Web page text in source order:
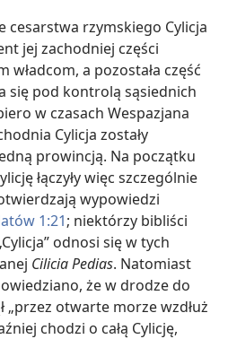
cesarstwa rzymskiego Cylicja
jej zachodniej części
a pozostała część
się pod kontrolą sąsiednich
w czasach Wespazjana
Cylicja zostały
prowincją. Na początku
łączyły więc szczególnie
wypowiedzi
1:21; niektórzy bibliści
odnosi się w tych
Cilicia Pedias. Natomiast
że w drodze do
„przez otwarte morze wzdłuż
chodzi o całą Cylicję,